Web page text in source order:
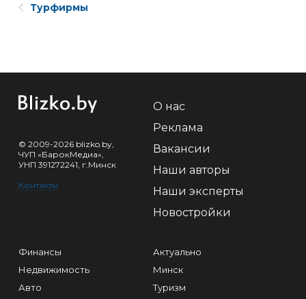
Турфирмы
© 2009-2026 blizko.by,
ЧУП «БарокМедиа»,
УНП 391272241, г.Минск
Контакты
О нас
Реклама
Вакансии
Наши авторы
Наши эксперты
Новостройки
Финансы
Недвижимость
Авто
Актуально
Минск
Туризм